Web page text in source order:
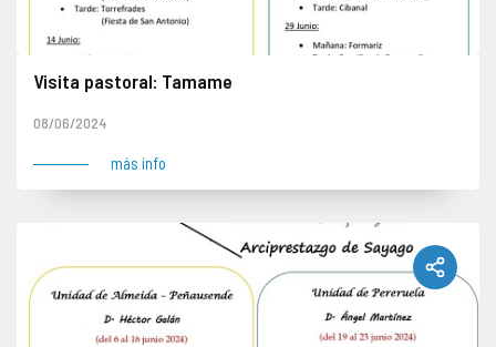
Visita pastoral: Tamame
08/06/2024
más info